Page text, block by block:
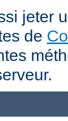
jeter
de